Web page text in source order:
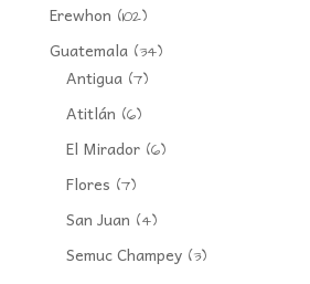
Erewhon (102)
Guatemala(34)
Antigua(7)
Atitlán (6)
El Mirador(6)
Flores (7)
San Juan (4)
Semuc Champey(3)